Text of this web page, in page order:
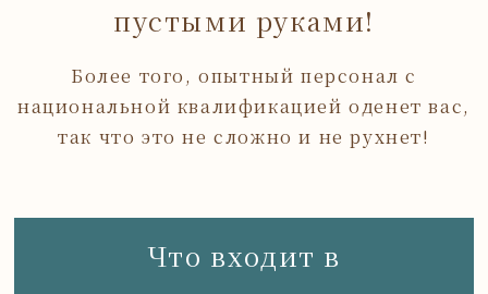
пустыми руками!
Более того, опытный персонал с
национальной квалификацией оденет вас,
так что это не сложно и не рухнет!
Что входит в